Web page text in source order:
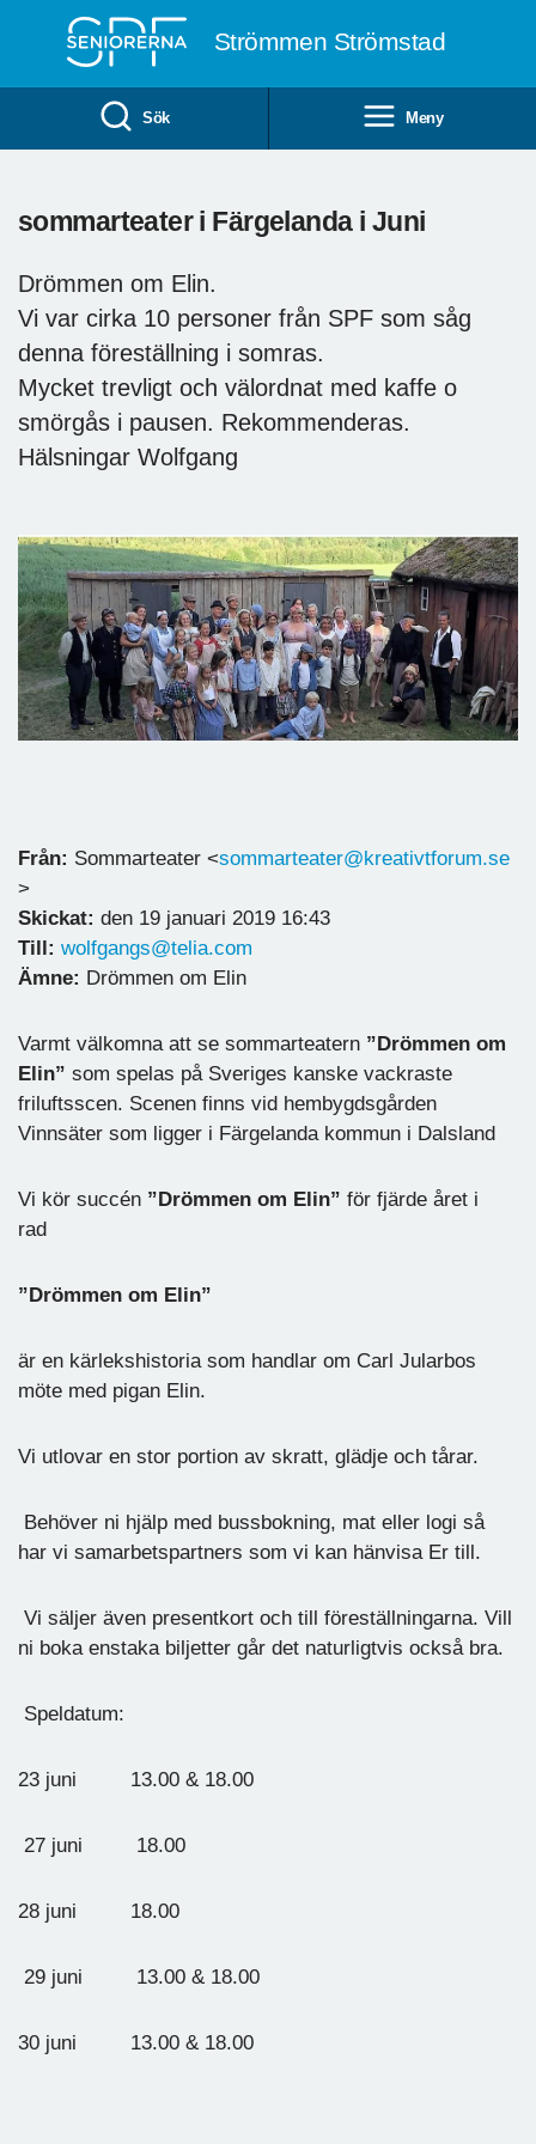
Strömmen Strömstad
Sök Meny
sommarteater i Färgelanda i Juni
Drömmen om Elin.
Vi var cirka 10 personer från SPF som såg
denna föreställning i somras.
Mycket trevligt och välordnat med kaffe o
smörgås i pausen. Rekommenderas.
Hälsningar Wolfgang
Från: Sommarteater <sommarteater@kreativtforum.se
>
Skickat: den 19 januari 2019 16:43
Till: wolfgangs@telia.com
Ämne: Drömmen om Elin
Varmt välkomna att se sommarteatern ”Drömmen om
Elin” som spelas på Sveriges kanske vackraste
friluftsscen. Scenen finns vid hembygdsgården
Vinnsäter som ligger i Färgelanda kommun i Dalsland
Vi kör succén ”Drömmen om Elin” för fjärde året i
rad
”Drömmen om Elin”
är en kärlekshistoria som handlar om Carl Jularbos
möte med pigan Elin.
Vi utlovar en stor portion av skratt, glädje och tårar.
Behöver ni hjälp med bussbokning, mat eller logi så
har vi samarbetspartners som vi kan hänvisa Er till.
Vi säljer även presentkort och till föreställningarna. Vill
ni boka enstaka biljetter går det naturligtvis också bra.
Speldatum:
23 juni 13.00 & 18.00
27 juni 18.00
28 juni 18.00
29 juni 13.00 & 18.00
30 juni 13.00 & 18.00